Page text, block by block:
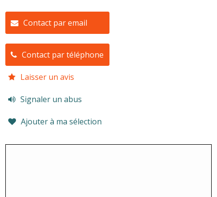
Contact par email
Contact par téléphone
Laisser un avis
Signaler un abus
Ajouter à ma sélection